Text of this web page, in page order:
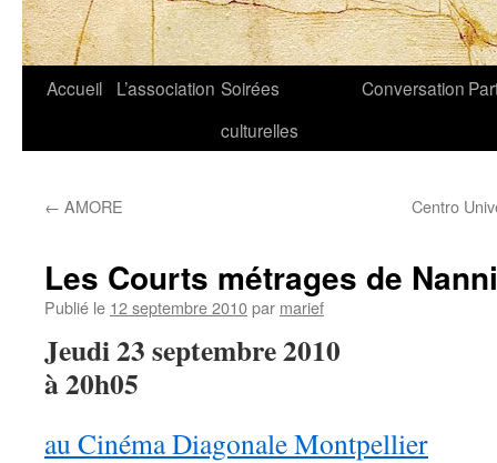
Aller
Accueil L’association Soirées
culturelles
Conversation
← AMORE Centro
Les Courts métrages de
Publié le 12 septembre 2010par marief
Jeudi 23 septembre 2010
à 20h05
au Cinéma Diagonale Montpellier